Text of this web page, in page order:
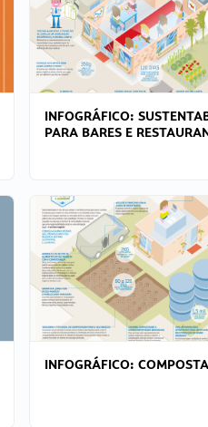
INFOGRÁFICO:
PARA BARES E
INFOGRÁFICO: